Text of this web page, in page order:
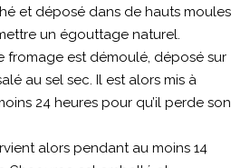
et déposé dans de hauts moules
un égouttage naturel.
fromage est démoulé, déposé sur
au sel sec. Il est alors mis à
24 heures pour qu’il perde son
alors pendant au moins 14